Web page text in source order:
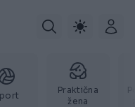
Praktična
žena